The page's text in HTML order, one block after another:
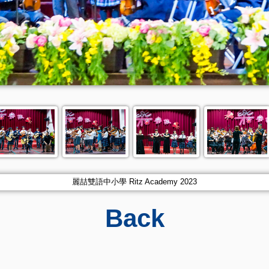
麗喆雙語中小學 Ritz Academy 2023
Back